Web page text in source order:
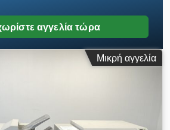
αγγελία τώρα
Μικρή αγγελία